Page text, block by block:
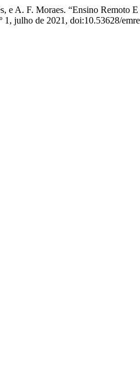
e A. F. Moraes. “Ensino Remoto
1, julho de 2021, doi:10.53628/